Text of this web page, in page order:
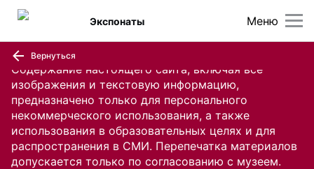
Содержание настоящего сайта, включая все
изображения и текстовую информацию,
предназначено только для персонального
некоммерческого использования, а также
использования в образовательных целях и для
распространения в СМИ. Перепечатка материалов
допускается только по согласованию с музеем.
Меню
Экспонаты
Вернуться